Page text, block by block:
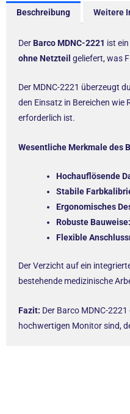
Beschreibung Weitere
DerBarco MDNC-2221 ist
ohne Netzteil geliefert, was
Der MDNC-2221 überzeugt
den Einsatz in Bereichen wie
erforderlich ist.
Wesentliche Merkmale des
Hochauflösende
Stabile
Ergonomisches
Robuste Bauweise:
Flexible
Der Verzicht auf ein
bestehende medizinische
Fazit: Der Barco MDNC-
hochwertigen Monitor sind,